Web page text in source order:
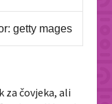
getty mages
za čovjeka, ali